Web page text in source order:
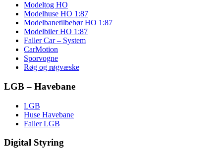
Modeltog HO
Modelhuse HO 1:87
Modelbanetilbebør HO 1:87
Modelbiler HO 1:87
Faller Car – System
CarMotion
Sporvogne
Røg og røgvæske
LGB – Havebane
LGB
Huse Havebane
Faller LGB
Digital Styring